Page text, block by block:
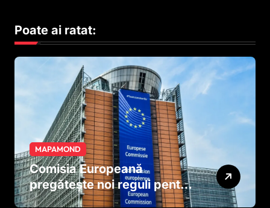
Poate ai ratat:
MAPAMOND
Comisia Europeană
pregătește noi reguli pentru
tutun și țigările electronice